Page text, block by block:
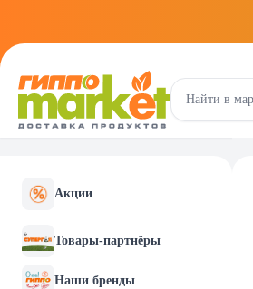
Акции
Товары-партнёры
Наши бренды